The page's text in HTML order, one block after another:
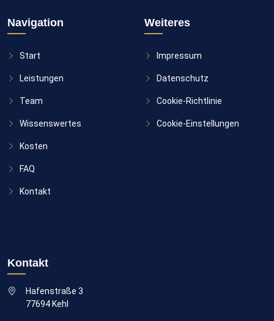
Navigation
Start
Leistungen
Team
Wissenswertes
Kosten
FAQ
Kontakt
Weiteres
Impressum
Datenschutz
Cookie-Richtlinie
Cookie-Einstellungen
Kontakt
Hafenstraße 3
77694 Kehl